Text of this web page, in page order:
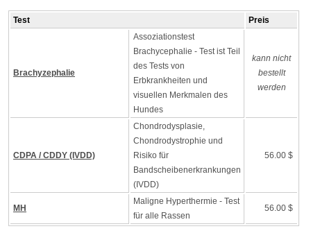
Test Preis
Brachyzephalie
Assoziationstest
Brachycephalie - Test ist Teil
des Tests von
Erbkrankheiten und
visuellen Merkmalen des
Hundes
kann nicht
bestellt
werden
CDPA / CDDY (IVDD)
Chondrodysplasie,
Chondrodystrophie und
Risiko für
Bandscheibenerkrankungen
(IVDD)
56.00 $
MH
Maligne Hyperthermie - Test
für alle Rassen
56.00 $